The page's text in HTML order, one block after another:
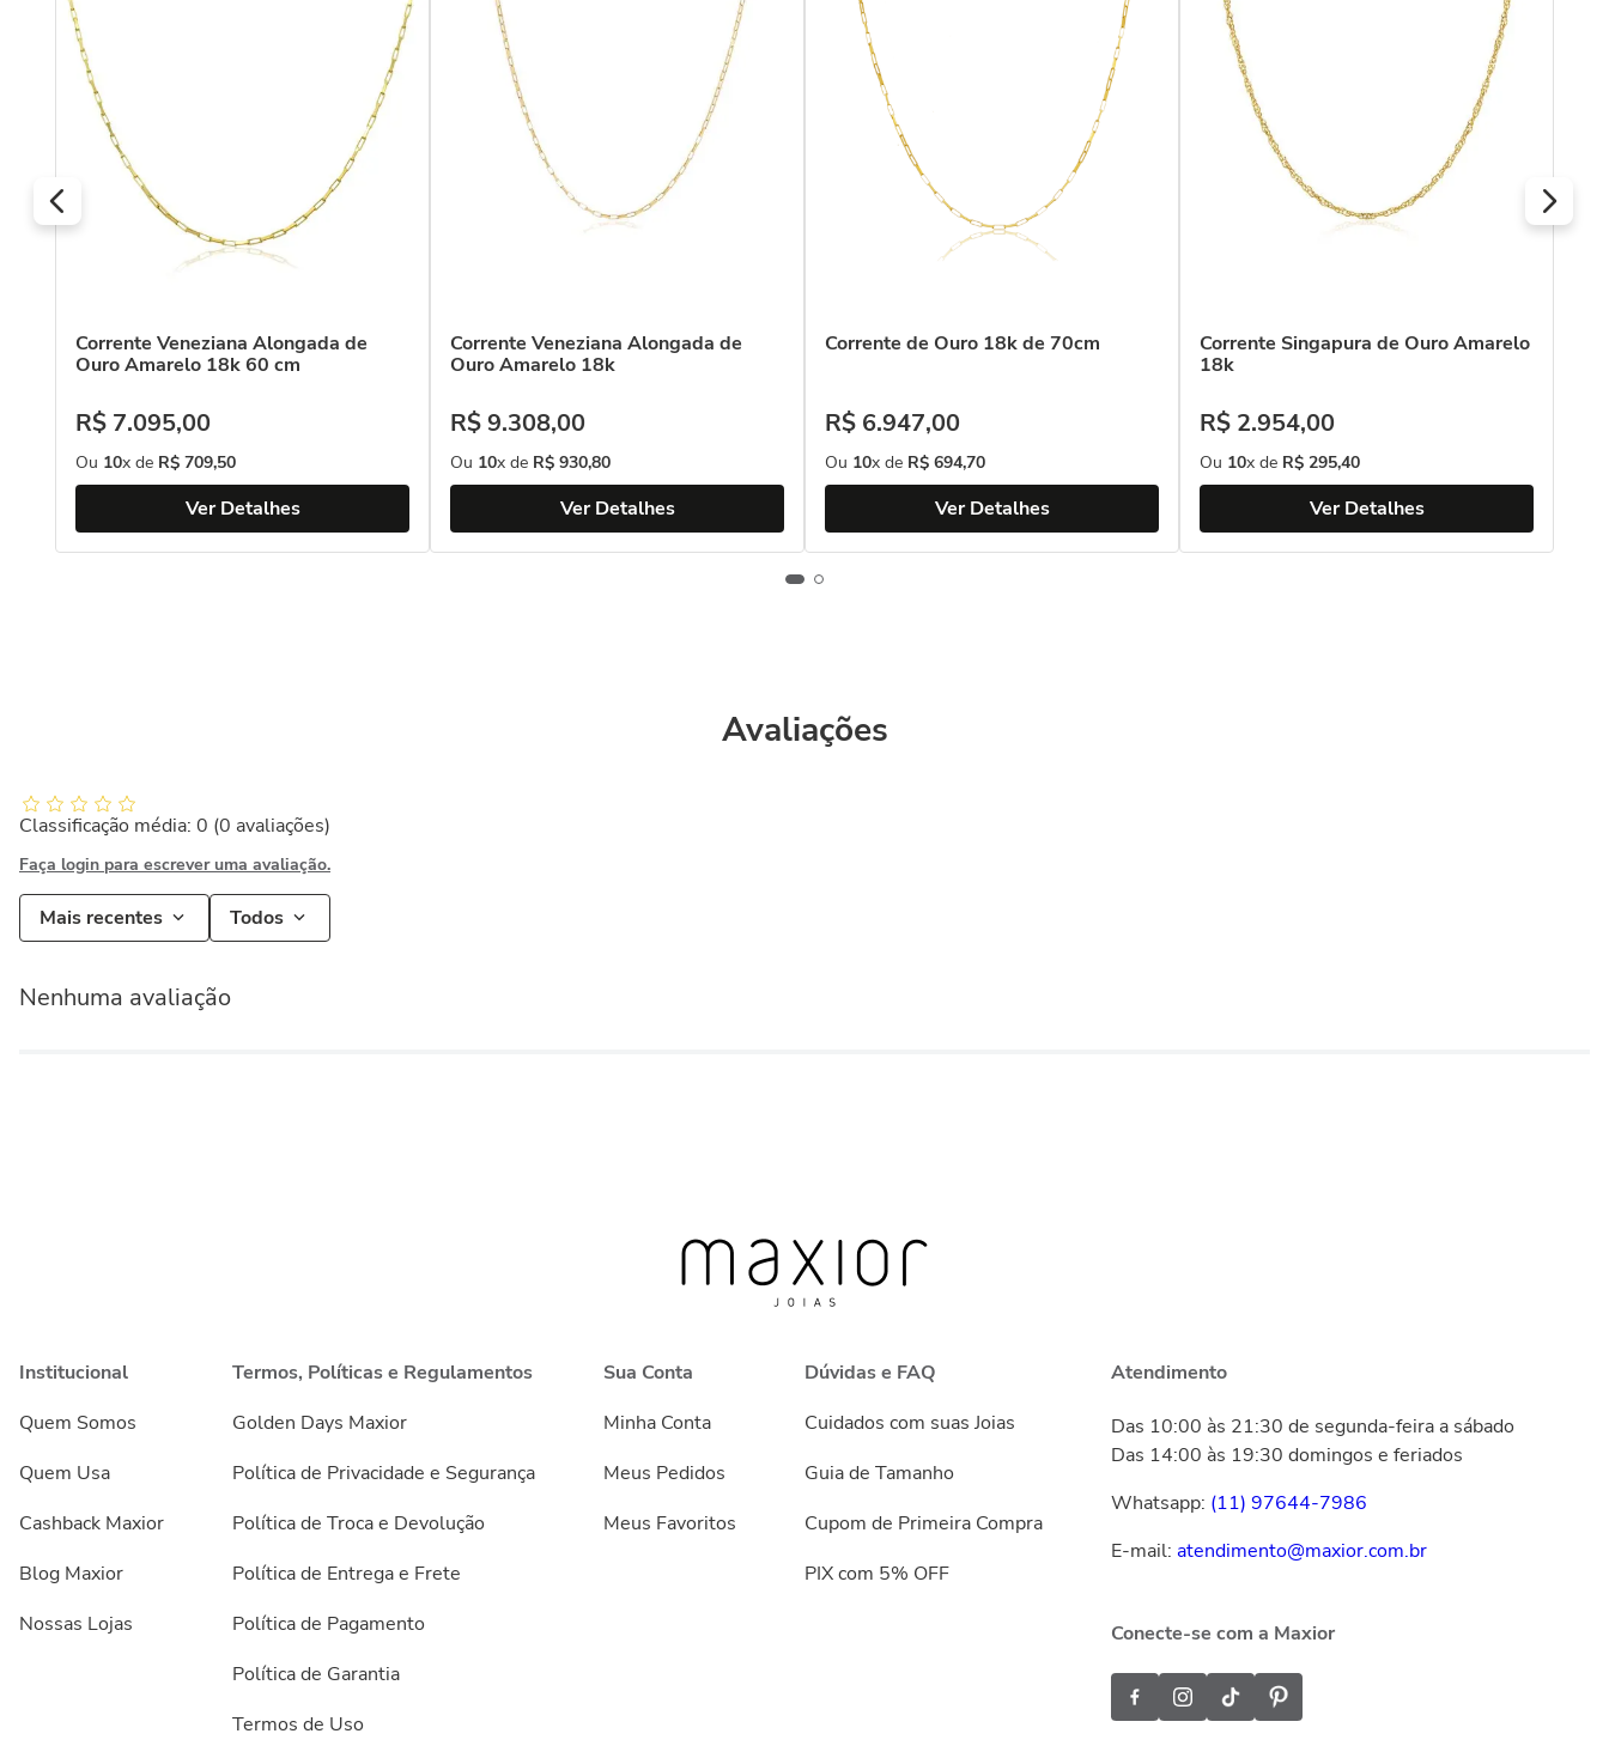
Corrente Veneziana Alongada de
Ouro Amarelo 18k 60 cm
R$ 7.095,00
Ou 10x de R$ 709,50
Ver Detalhes
Corrente Veneziana Alongada de
Ouro Amarelo 18k
R$9.308,00
Ou 10x de R$ 930,80
Ver Detalhes
Corrente de Ouro 18k de 70cm
R$ 6.947,00
Ou 10x de R$ 694,70
Ver Detalhes
Corrente Singapura de Ouro Amarelo
18k
R$ 2.954,00
Ou 10x de R$ 295,40
Ver Detalhes
Avaliações
Classificação média: 0 (0 avaliações)
Faça login para escrever uma avaliação.
Mais recentes Todos
Nenhuma avaliação
Institucional
Quem Somos
Quem Usa
Cashback Maxior
Blog Maxior
Nossas Lojas
Termos, Políticas e Regulamentos
Golden Days Maxior
Política de Privacidade e Segurança
Política de Troca e Devolução
Política de Entrega e Frete
Política de Pagamento
Política de Garantia
Termos de Uso
Sua Conta
Minha Conta
Meus Pedidos
Meus Favoritos
Dúvidas e FAQ
Cuidados com suas Joias
Guia de Tamanho
Cupom de Primeira Compra
PIX com 5% OFF
Atendimento
Das 10:00 às 21:30 de segunda-feira a sábado
Das 14:00 às 19:30 domingos e feriados
Whatsapp: (11) 97644-7986
E-mail: atendimento@maxior.com.br
Conecte-se com a Maxior